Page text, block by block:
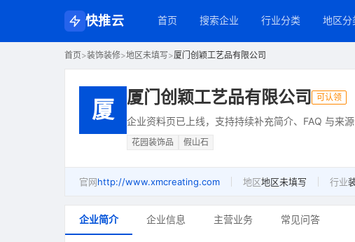
快推云 首页 搜索企业 行业分类 地区分
首页>装饰装修>地区未填写>厦门创颖工艺品有限公司
厦 厦门创颖工艺品有限公司 可认领
企业资料页已上线，支持持续补充简介、FAQ 与来源
花园装饰品 假山石
官网http://www.xmcreating.com 地区地区未填写 行业
企业简介 企业信息 主营业务 常见问答